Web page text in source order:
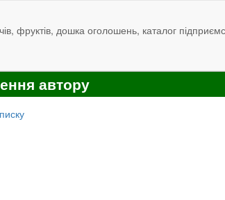
фруктів, дошка оголошень, каталог
автору